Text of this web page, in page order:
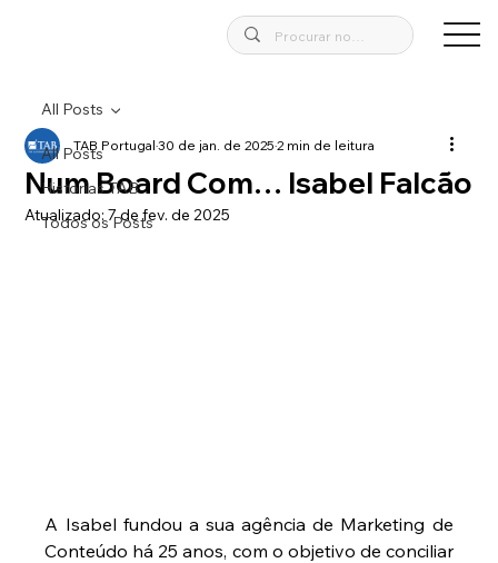
All Posts
Historias TAB
Todos os Posts
All Posts
Num Board Com… Isabel Falcão
TAB Portugal30 de jan. de 20252 min de leitura
Atualizado:7 de fev. de 2025
A Isabel fundou a sua agência de Marketing de
Conteúdo há 25 anos, com o objetivo de conciliar